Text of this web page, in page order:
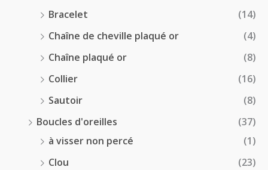
Bracelet
(14)
Chaîne de cheville plaqué or
(4)
Chaîne plaqué or
(8)
Collier
(16)
Sautoir
(8)
Boucles d'oreilles
(37)
à visser non percé
(1)
Clou
(23)